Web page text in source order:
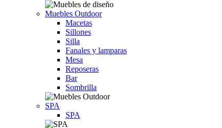
Muebles Outdoor
Macetas
Sillones
Silla
Fanales y lamparas
Mesa
Reposeras
Bar
Sombrilla
SPA
SPA